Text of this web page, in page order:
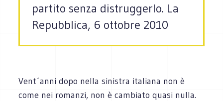
partito senza distruggerlo. La
Repubblica, 6 ottobre 2010
Vent´anni dopo nella sinistra italiana non è
come nei romanzi, non è cambiato quasi nulla.